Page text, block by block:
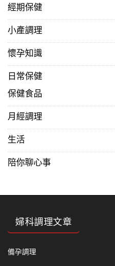
經期保健
小產調理
懷孕知識
日常保健
保健食品
月經調理
生活
陪你聊心事
婦科調理文章
備孕調理